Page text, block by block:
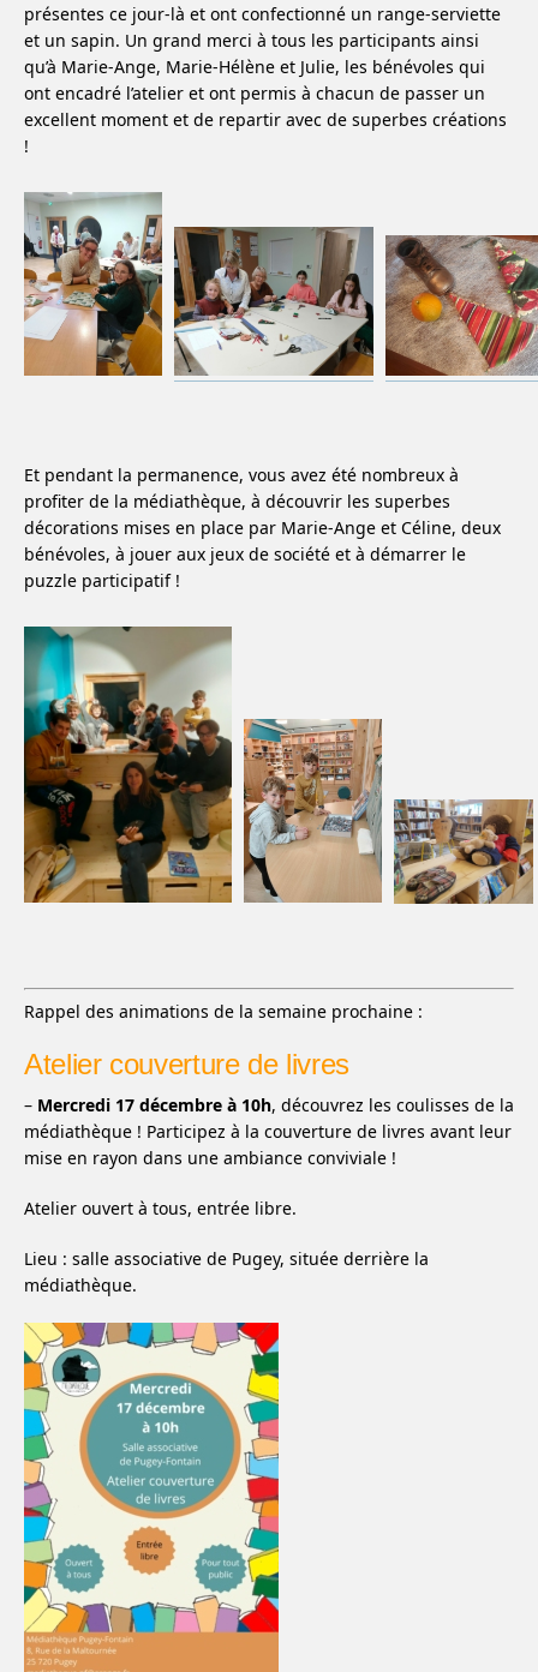
présentes ce jour-là et ont confectionné un range-serviette
et un sapin. Un grand merci à tous les participants ainsi
qu’à Marie-Ange, Marie-Hélène et Julie, les bénévoles qui
ont encadré l’atelier et ont permis à chacun de passer un
excellent moment et de repartir avec de superbes créations
!
Et pendant la permanence, vous avez été nombreux à
profiter de la médiathèque, à découvrir les superbes
décorations mises en place par Marie-Ange et Céline, deux
bénévoles, à jouer aux jeux de société et à démarrer le
puzzle participatif !
Rappel des animations de la semaine prochaine :
Atelier couverture de livres
– Mercredi 17 décembre à 10h, découvrez les coulisses de la
médiathèque ! Participez à la couverture de livres avant leur
mise en rayon dans une ambiance conviviale !
Atelier ouvert à tous, entrée libre.
Lieu : salle associative de Pugey, située derrière la
médiathèque.